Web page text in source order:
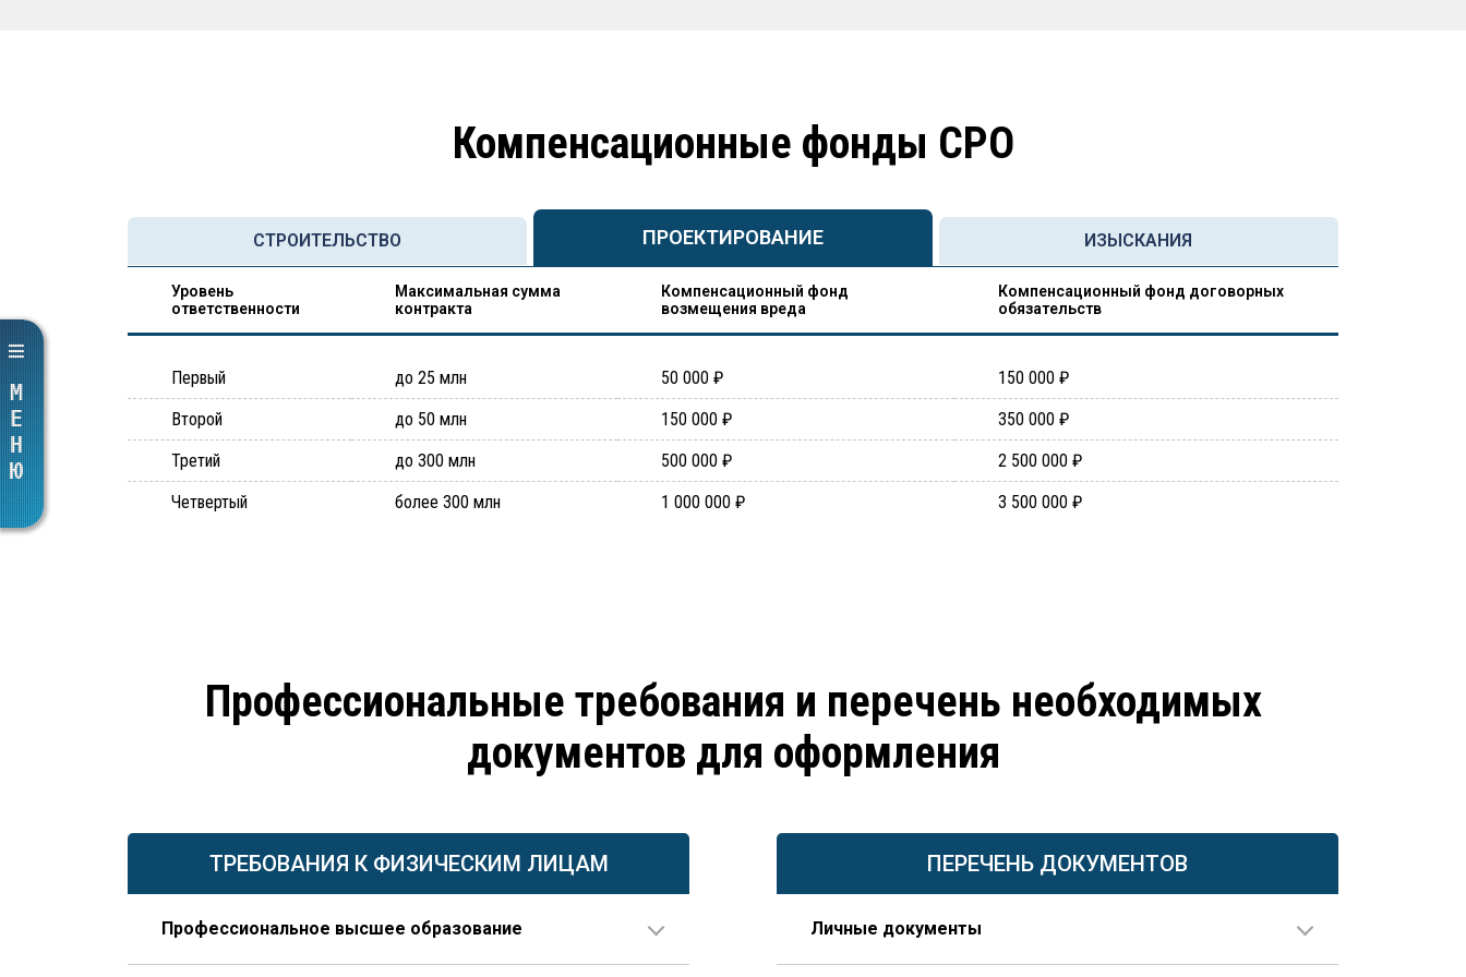
Компенсационные фонды СРО
СТРОИТЕЛЬСТВО ПРОЕКТИРОВАНИЕ ИЗЫСКАНИЯ
Уровень
ответственности
Максимальная сумма
контракта
Компенсационный фонд
возмещения вреда
Компенсационный фонд договорных
обязательств
Первый до 25 млн 50 000 ₽
150 000 ₽
Второй
до 50 млн 150 000 ₽
350 000 ₽
Третий
до 300 млн 500 000 ₽
2 500 000 ₽
Четвертый
более 300 млн 1 000 000 ₽ 3 500 000 ₽
Профессиональные требования и перечень необходимых
документов для оформления
ТРЕБОВАНИЯ К ФИЗИЧЕСКИМ ЛИЦАМ
Профессиональное высшее образование
ПЕРЕЧЕНЬ ДОКУМЕНТОВ
Личные документы
МЕНЮ